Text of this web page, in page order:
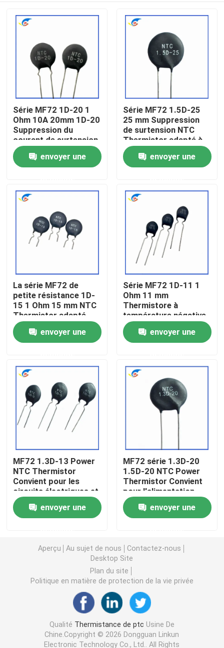
À la maison
Produits
vidéo
À propos de nous
Contrôle de la qualité
Nous contacter
Les affaires
Thermistance de ptc
Puce de chauffage PTC
Thermistors NTC
Thermistance de SMD NTC
Le thermistore NTC de puissance
Capteur de température de NTC
Varistance CMS
Série MF72 1D-20 1
Ohm 10A 20mm 1D-20
Suppression du
courant de surtension
NTC Thermistor
adapté à l'alimentation
électrique à haute
envoyer une
Série MF72 1.5D-25
25 mm Suppression
de surtension NTC
Thermistor adapté à
la commutation de
l'alimentation Audio
amplificateur
envoyer une
La série MF72 de
petite résistance 1D-
15 1 Ohm 15 mm NTC
Thermistor adapté
pour la commutation
de l'adaptateur de
puissance
envoyer une
Série MF72 1D-11 1
Ohm 11 mm
Thermistore à
température négative
pour l'alimentation
électriqueenvoyer une
MF72 1.3D-13 Power
NTC Thermistor
Convient pour les
circuits électriques et
les appareils
électroménagers
Suppression du
envoyer une
MF72 série 1.3D-20
1.5D-20 NTC Power
Thermistor Convient
pour l'alimentation
électrique à haute
puissanceenvoyer une
Aperçu Au sujet de nous
Contactez-nous
Desktop Site
Plan du site
Politique en matière de protection de la vie privée
Qualité Thermistance de ptc Usine De
Chine.Copyright © 2026 Dongguan Linkun
Electronic Technology Co., Ltd.. All Rights